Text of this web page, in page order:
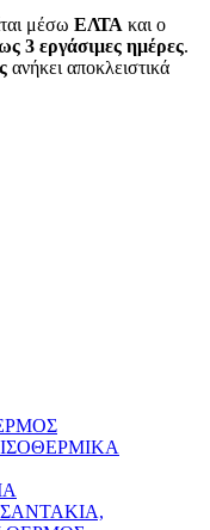
μέσω ΕΛΤΑ και ο
3 εργάσιμες ημέρες.
ανήκει αποκλειστικά